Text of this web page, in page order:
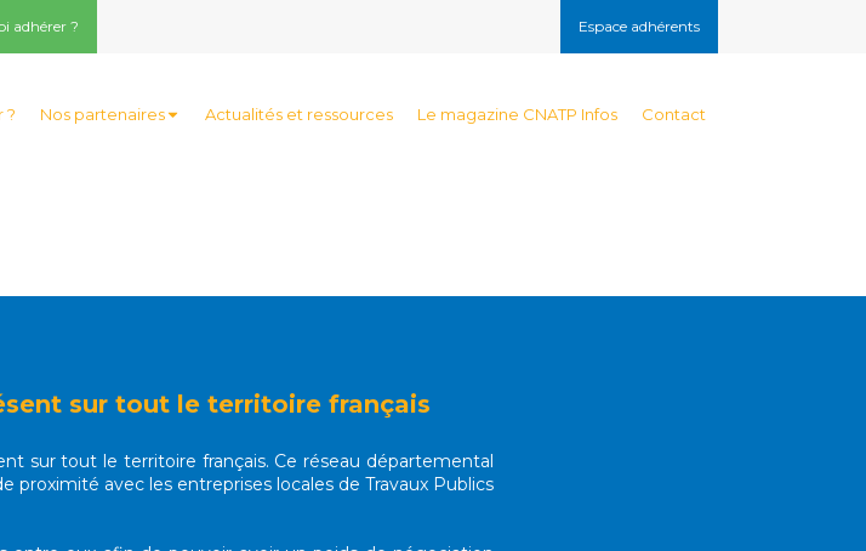
adhérer ? Espace adhérents
? Nos partenaires Actualités et ressources Le magazine CNATP Infos Contact
sur tout le territoire français
sur tout le territoire français. Ce réseau départemental
proximité avec les entreprises locales de Travaux Publics